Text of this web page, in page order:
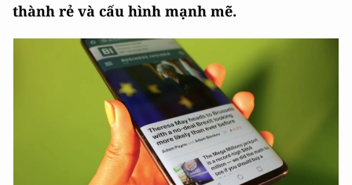
thành rẻ và cấu hình mạnh mẽ.